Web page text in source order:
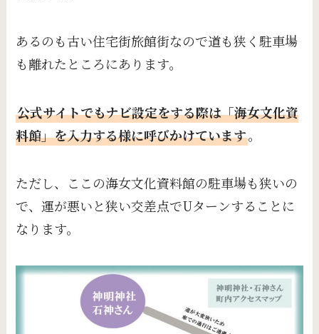
あるのも古い住宅街旅館街なので道も狭く駐車場
も離れたところにあります。
公式サイトでもナビ設定をする際は「海女文化資
料館」を入力する様に呼びかけています。
ただし、ここの海女文化資料館の駐車場も狭いの
で、運が悪いと狭い交差点でUターンすることに
なります。